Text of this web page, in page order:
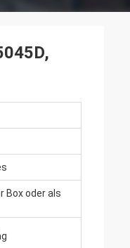
Box oder als